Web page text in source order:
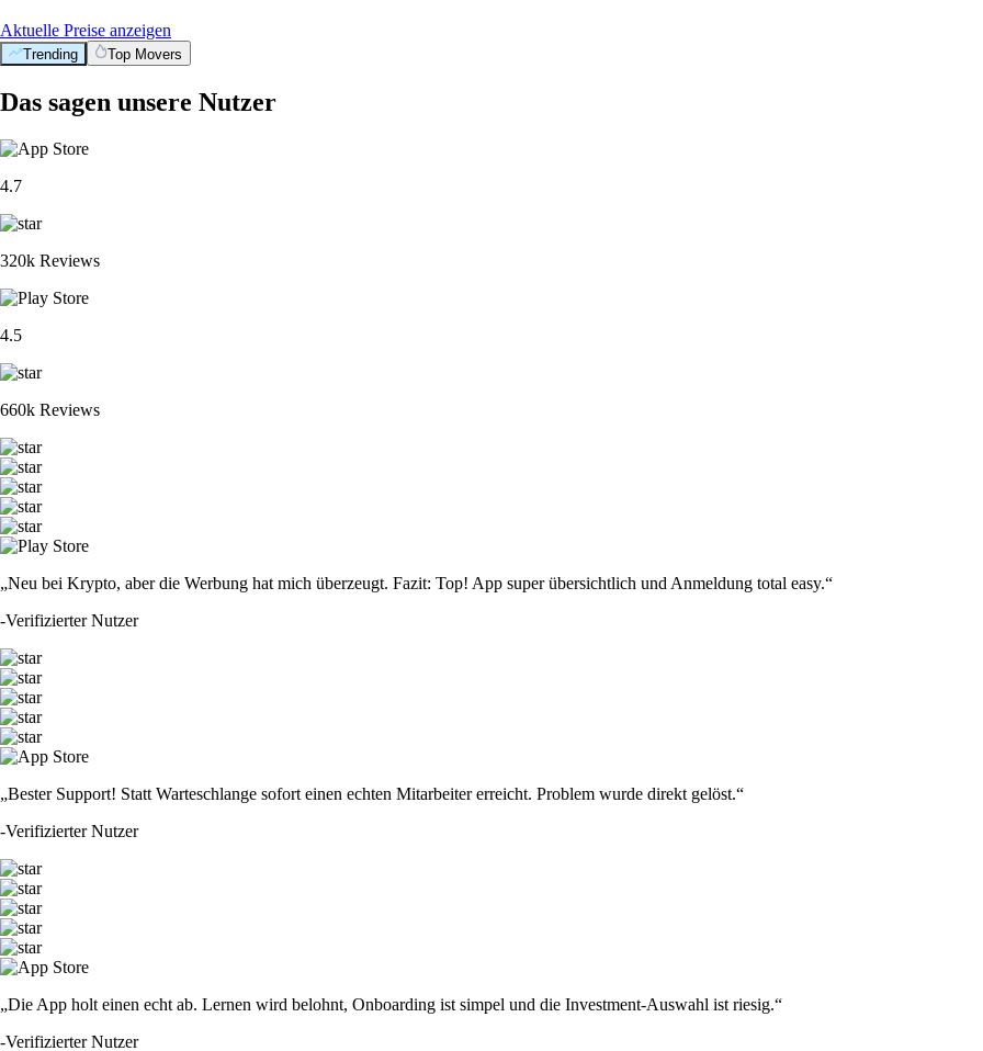
Aktuelle Preise anzeigen
Trending Top Movers
Das sagen unsere Nutzer
4.7
320k Reviews
4.5
660k Reviews
„Neu bei Krypto, aber die Werbung hat mich überzeugt. Fazit: Top! App super übersichtlich und Anmeldung total easy.“
-Verifizierter Nutzer
„Bester Support! Statt Warteschlange sofort einen echten Mitarbeiter erreicht. Problem wurde direkt gelöst.“
-Verifizierter Nutzer
„Die App holt einen echt ab. Lernen wird belohnt, Onboarding ist simpel und die Investment-Auswahl ist riesig.“
-Verifizierter Nutzer